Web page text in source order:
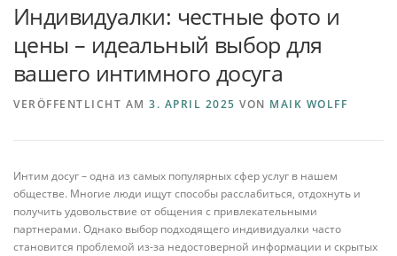
Индивидуалки: честные фото и
цены – идеальный выбор для
вашего интимного досуга
VERÖFFENTLICHT AM 3. APRIL 2025 VON MAIK WOLFF
Интим досуг – одна из самых популярных сфер услуг в нашем
обществе. Многие люди ищут способы расслабиться, отдохнуть и
получить удовольствие от общения с привлекательными
партнерами. Однако выбор подходящего индивидуалки часто
становится проблемой из-за недостоверной информации и скрытых